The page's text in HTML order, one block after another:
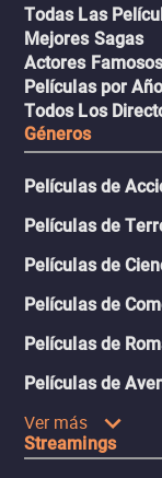
Todas Las
Mejores Sagas
Actores
Películas por Año
Todos Los
Géneros
Películas de
Películas de
Películas de
Películas de
Películas de
Películas de
Ver más
Streamings